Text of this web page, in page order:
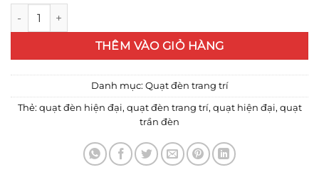
Quạt trần đèn 982 số lượng
THÊM VÀO GIỎ HÀNG
Danh mục: Quạt đèn trang trí
Thẻ: quạt đèn hiện đại, quạt đèn trang trí, quạt hiện đại, quạt
trần đèn